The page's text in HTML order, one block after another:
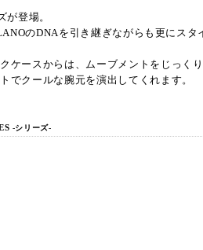
登場。
のDNAを引き継ぎながらも更にスタ
ースからは、ムーブメントをじっく
でクールな腕元を演出してくれます。
-シリーズ-